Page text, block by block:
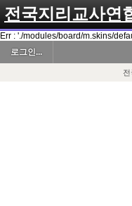
전국지리교사연
Err : './modules/board/m.skins/
로그인...